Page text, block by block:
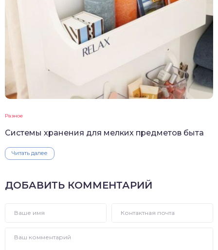
Разное
Системы хранения для мелких предметов быта
Читать далее
ДОБАВИТЬ КОММЕНТАРИЙ